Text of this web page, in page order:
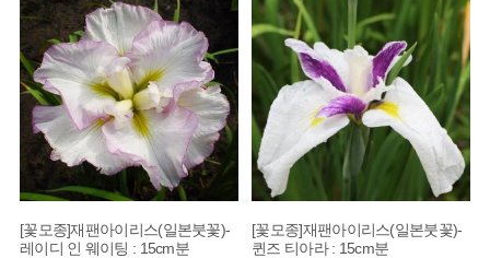
[꽃모종]재팬아이리스(일본붓꽃)-
레이디 인 웨이팅 : 15cm분
[꽃모종]재팬아이리스(일본붓꽃)-
퀸즈 티아라 : 15cm분